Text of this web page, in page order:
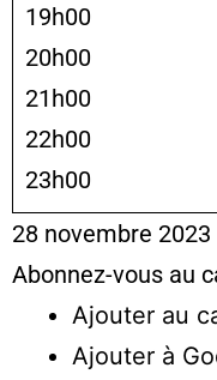
19h00
20h00
21h00
22h00
23h00
28 novembre 2023
Abonnez-vous au
Ajouter au
Ajouter à